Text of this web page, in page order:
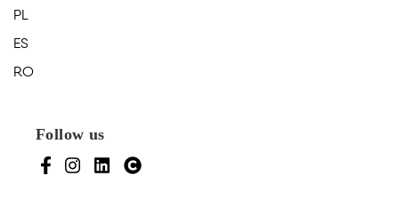
PL
ES
RO
Follow us